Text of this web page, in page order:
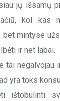
jų išsamų
kol kas
bet mintyse
ir net labai.
tai negalvojau
yra toks
ištobulinti